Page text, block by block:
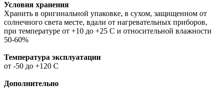
Условия хранения
Хранить в оригинальной упаковке, в сухом, защищенном от
солнечного света месте, вдали от нагревательных приборов,
при температуре от +10 до +25 С и относительной влажности
50-60%
Температура эксплуатации
от -50 до +120 С
Дополнительно